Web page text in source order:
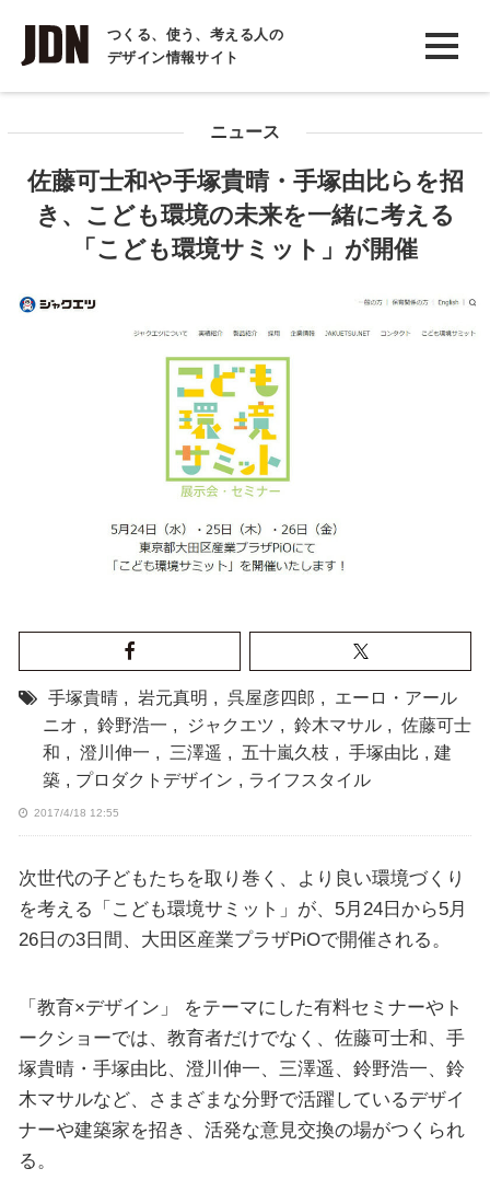
つくる、使う、考える人の
デザイン情報サイト
INTERVIEW
インタビュー
COLUMN
コラム
ニュース
佐藤可士和や手塚貴晴・手塚由比らを招
き、こども環境の未来を一緒に考える
「こども環境サミット」が開催
手塚貴晴 , 岩元真明 , 呉屋彦四郎 ,
エーロ・アール
ニオ , 鈴野浩一 , ジャクエツ , 鈴木マサル , 佐藤可士
和 , 澄川伸一 , 三澤遥 , 五十嵐久枝 , 手塚由比 , 建
築 , プロダクトデザイン , ライフスタイル
2017/4/18 12:55
次世代の子どもたちを取り巻く、より良い環境づくり
を考える「こども環境サミット」が、5月24日から5月
26日の3日間、大田区産業プラザPiOで開催される。
「教育×デザイン」 をテーマにした有料セミナーやト
ークショーでは、教育者だけでなく、佐藤可士和、手
塚貴晴・手塚由比、澄川伸一、三澤遥、鈴野浩一、鈴
木マサルなど、さまざまな分野で活躍しているデザイ
ナーや建築家を招き、活発な意見交換の場がつくられ
る。